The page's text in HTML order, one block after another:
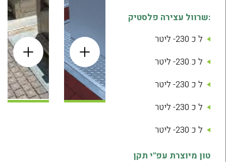
:שרוול עצירה פלסטיק
ל כ 230- ליטר
ל כ 230- ליטר
ל כ 230- ליטר
ל כ 230- ליטר
ל כ 230- ליטר
טון מיוצרת עפ"י תקן